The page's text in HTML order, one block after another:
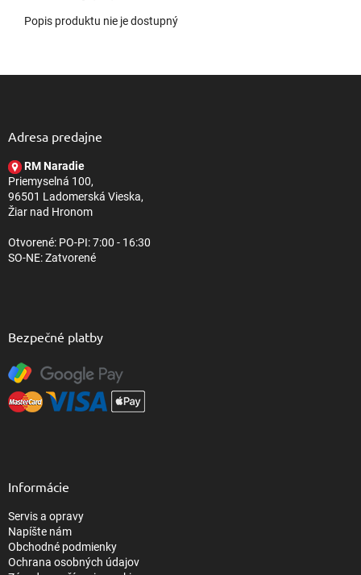
Popis produktu nie je dostupný
Adresa predajne
RM Naradie
Priemyselná 100,
96501 Ladomerská Vieska,
Žiar nad Hronom
Otvorené: PO-PI: 7:00 - 16:30
SO-NE: Zatvorené
Bezpečné platby
Informácie
Servis a opravy
Napíšte nám
Obchodné podmienky
Ochrana osobných údajov